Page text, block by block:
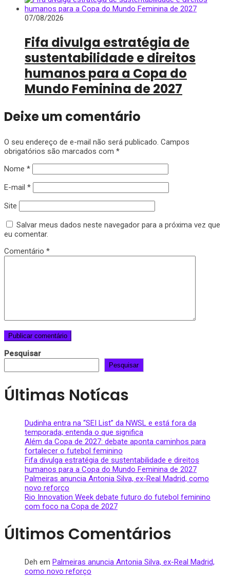
07/08/2026
Fifa divulga estratégia de
sustentabilidade e direitos
humanos para a Copa do
Mundo Feminina de 2027
Deixe um comentário
O seu endereço de e-mail não será publicado. Campos
obrigatórios são marcados com *
Nome *
E-mail *
Site
Salvar meus dados neste navegador para a próxima vez que
eu comentar.
Comentário *
Pesquisar
Pesquisar
Últimas Notícas
Dudinha entra na “SEI List” da NWSL e está fora da
temporada; entenda o que significa
Além da Copa de 2027: debate aponta caminhos para
fortalecer o futebol feminino
Fifa divulga estratégia de sustentabilidade e direitos
humanos para a Copa do Mundo Feminina de 2027
Palmeiras anuncia Antonia Silva, ex-Real Madrid, como
novo reforço
Rio Innovation Week debate futuro do futebol feminino
com foco na Copa de 2027
Últimos Comentários
Deh em Palmeiras anuncia Antonia Silva, ex-Real Madrid,
como novo reforço